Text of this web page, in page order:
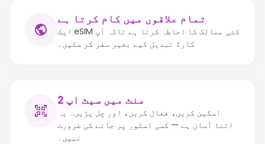
تمام علاقوں میں کام کرتا ہے
ایک eSIM کئی ممالک کا احاطہ کرتا ہے تاکہ آپ
کارڈ تبدیل کیے بغیر سفر کر سکیں۔
2 منٹ میں سیٹ اپ
اسکین کریں، فعال کریں، اور چل پڑیں۔ یہ
اتنا آسان ہے — کسی اسٹور پر جانے کی ضرورت
نہیں۔